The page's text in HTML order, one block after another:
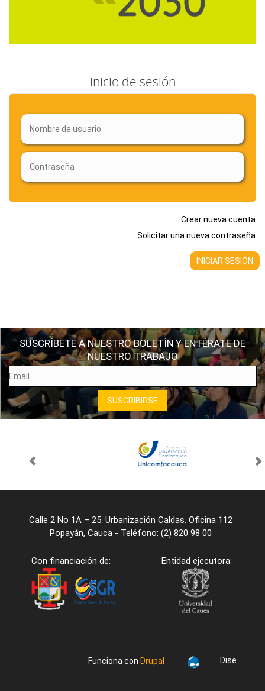
Inicio de sesión
Crear nueva cuenta
Solicitar una nueva contraseña
SUSCRÍBETE A NUESTRO BOLETÍN Y ENTÉRATE DE
NUESTRO TRABAJO
Calle 2 No 1A – 25. Urbanización Caldas. Oficina 112
Popayán, Cauca - Teléfono: (2) 820 98 00
Con financiación de: Entidad ejecutora:
Funciona con Drupal Diseño/